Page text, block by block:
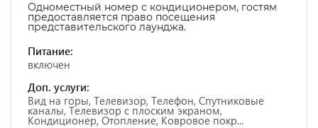
Одноместный номер с кондиционером, гостям
предоставляется право посещения
представительского лаунджа.
Питание:
включен
Доп. услуги:
Вид на горы, Телевизор, Телефон, Спутниковые
каналы, Телевизор с плоским экраном,
Кондиционер, Отопление, Ковровое покр...